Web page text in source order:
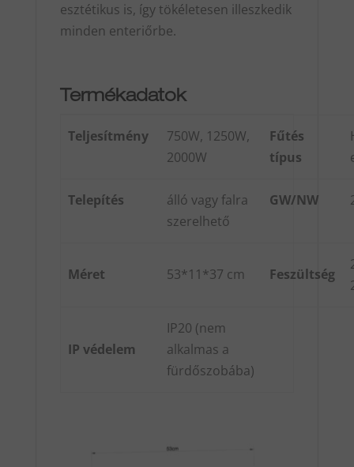
esztétikus is, így tökéletesen illeszkedik
minden enteriőrbe.
Termékadatok
Teljesítmény
750W, 1250W,
2000W
Fűtés
típus
Telepítés
álló vagy falra
szerelhető
GW/NW
Méret 53*11*37 cm Feszültség
IP védelem
IP20 (nem
alkalmas a
fürdőszobába)